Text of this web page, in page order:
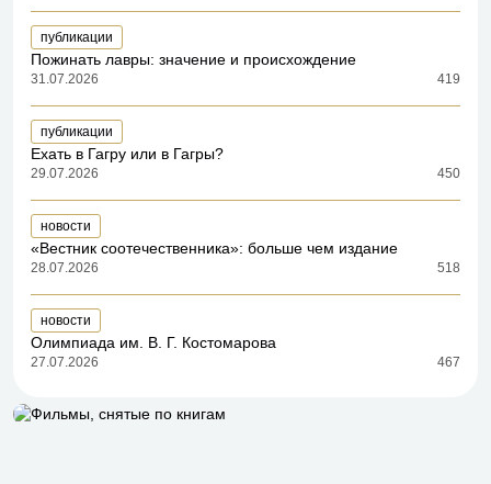
публикации
Пожинать лавры: значение и происхождение
31.07.2026 419
публикации
Ехать в Гагру или в Гагры?
29.07.2026 450
новости
«Вестник соотечественника»: больше чем издание
28.07.2026 518
новости
Олимпиада им. В. Г. Костомарова
27.07.2026 467